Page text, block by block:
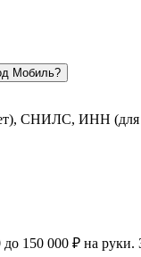
Мобиль?
СНИЛС, ИНН
150 000 ₽ на